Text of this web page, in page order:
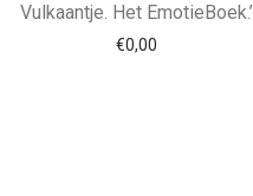
Vulkaantje. Het EmotieBoek.’
€0,00